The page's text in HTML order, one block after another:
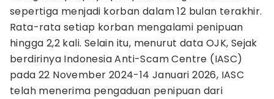
sepertiga menjadi korban dalam 12 bulan terakhir.
Rata-rata setiap korban mengalami penipuan
hingga 2,2 kali. Selain itu, menurut data OJK, Sejak
berdirinya Indonesia Anti-Scam Centre (IASC)
pada 22 November 2024-14 Januari 2026, IASC
telah menerima pengaduan penipuan dari